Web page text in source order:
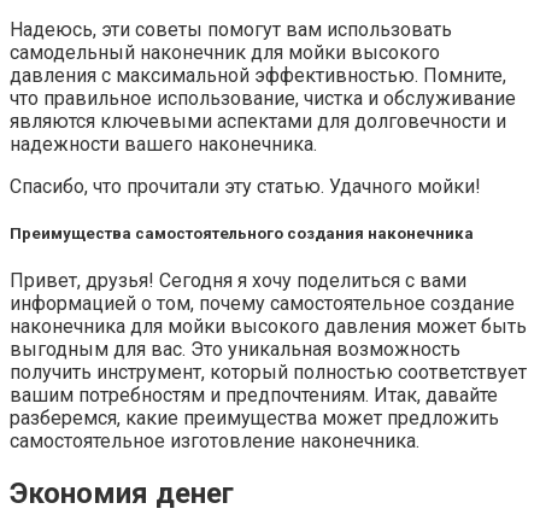
Надеюсь, эти советы помогут вам использовать
самодельный наконечник для мойки высокого
давления с максимальной эффективностью. Помните,
что правильное использование, чистка и обслуживание
являются ключевыми аспектами для долговечности и
надежности вашего наконечника.
Спасибо, что прочитали эту статью. Удачного мойки!
Преимущества самостоятельного создания наконечника
Привет, друзья! Сегодня я хочу поделиться с вами
информацией о том, почему самостоятельное создание
наконечника для мойки высокого давления может быть
выгодным для вас. Это уникальная возможность
получить инструмент, который полностью соответствует
вашим потребностям и предпочтениям. Итак, давайте
разберемся, какие преимущества может предложить
самостоятельное изготовление наконечника.
Экономия денег